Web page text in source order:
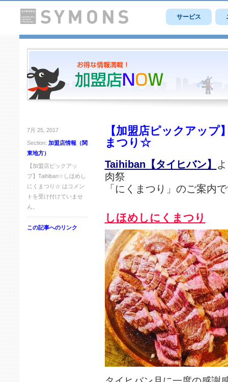
サービス
7月 25, 2017
Section: 加盟店情報（関
東地方）
【加盟店ピックアッ
プ】Taihiban☆しほめし
にくまつり☆ は コメン
トを受け付けていませ
ん。
この記事へのリンク
【加盟店ピックアッ
まつり☆
Taihiban【タイヒバン】
肉祭
「にくまつり」のご案内
しほめしにくまつり